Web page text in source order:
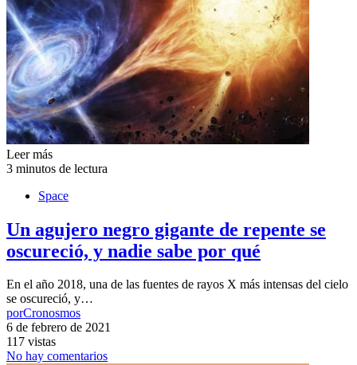
Leer más
3 minutos de lectura
Space
Un agujero negro gigante de repente se
oscureció, y nadie sabe por qué
En el año 2018, una de las fuentes de rayos X más intensas del cielo
se oscureció, y…
porCronosmos
6 de febrero de 2021
117 vistas
No hay comentarios